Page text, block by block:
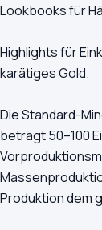
Lookbooks für
Highlights für
karätiges Gold.
Die Standard-
beträgt 50–100
Produktion dem